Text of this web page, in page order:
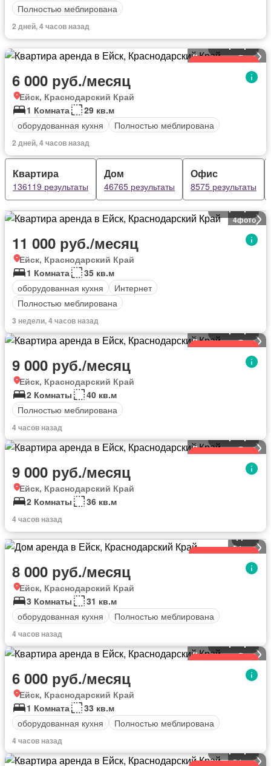
Полностью меблирована
2 дней, 4 часов назад
Посмотреть Фото
6 000 руб./месяц
Ейск, Краснодарский Край
1 Комната
29 кв.м
оборудованная кухня
Полностью меблирована
2 дней, 4 часов назад
Квартира
136119 результаты
Дом
46765 результаты
Офис
8575 результаты
4фото
11 000 руб./месяц
Ейск, Краснодарский Край
1 Комната
35 кв.м
оборудованная кухня
Интернет
Полностью меблирована
3 недели, 4 часов назад
Посмотреть Фото
9 000 руб./месяц
Ейск, Краснодарский Край
2 Комнаты
40 кв.м
Полностью меблирована
4 часов назад
Посмотреть Фото
9 000 руб./месяц
Ейск, Краснодарский Край
2 Комнаты
36 кв.м
4 часов назад
5фото
Дом
8 000 руб./месяц
Ейск, Краснодарский Край
3 Комнаты
31 кв.м
оборудованная кухня
Полностью меблирована
4 часов назад
Посмотреть Фото
6 000 руб./месяц
Ейск, Краснодарский Край
1 Комната
33 кв.м
оборудованная кухня
Полностью меблирована
4 часов назад
5фото